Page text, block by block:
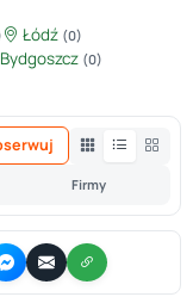
Łódź (0)
Bydgoszcz (0)
Firmy